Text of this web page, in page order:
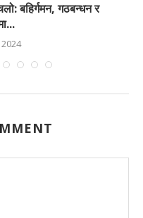
बहिर्गमन, गठबन्धन र